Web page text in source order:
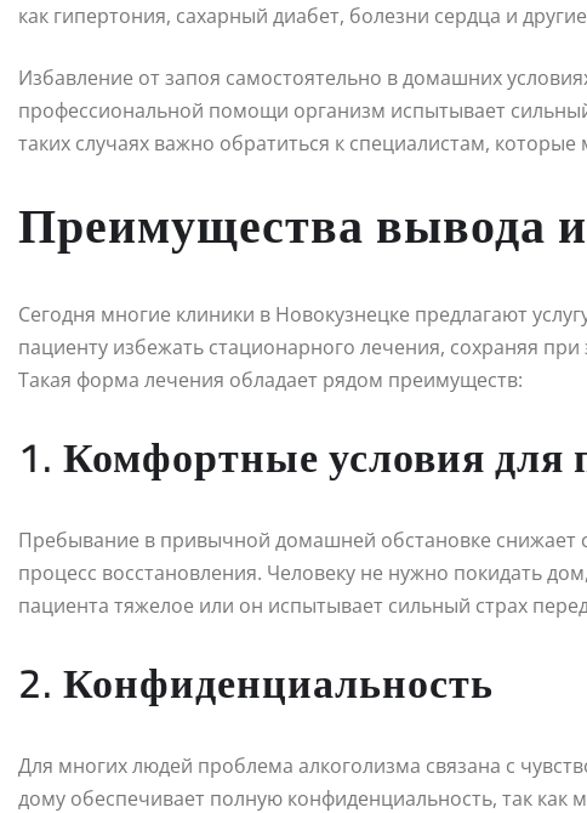
как гипертония, сахарный диабет, болезни сердца и
Избавление от запоя самостоятельно в домашних
профессиональной помощи организм испытывает
таких случаях важно обратиться к специалистам,
Преимущества вывода
Сегодня многие клиники в Новокузнецке предлагают
пациенту избежать стационарного лечения, сохраняя
Такая форма лечения обладает рядом преимуществ:
1. Комфортные условия для
Пребывание в привычной домашней обстановке снижает
процесс восстановления. Человеку не нужно покидать
пациента тяжелое или он испытывает сильный страх
2. Конфиденциальность
Для многих людей проблема алкоголизма связана с
дому обеспечивает полную конфиденциальность, так